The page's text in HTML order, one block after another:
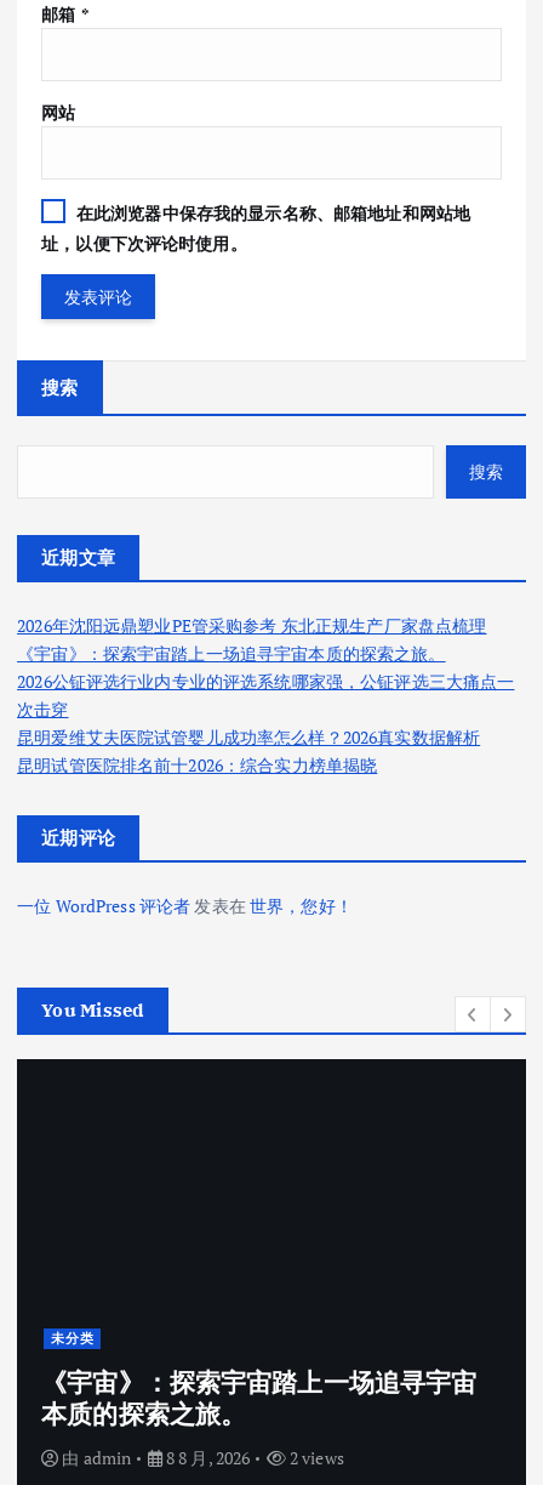
邮箱 *
网站
在此浏览器中保存我的显示名称、邮箱地址和网站地
址，以便下次评论时使用。
搜索
搜索
近期文章
2026年沈阳远鼎塑业PE管采购参考 东北正规生产厂家盘点梳理
《宇宙》：探索宇宙踏上一场追寻宇宙本质的探索之旅。
2026公钲评选行业内专业的评选系统哪家强，公钲评选三大痛点一
次击穿
昆明爱维艾夫医院试管婴儿成功率怎么样？2026真实数据解析
昆明试管医院排名前十2026：综合实力榜单揭晓
近期评论
一位 WordPress 评论者发表在世界，您好！
You Missed
未分类
《宇宙》：探索宇宙踏上一场追寻宇宙
本质的探索之旅。
由 admin 8 8 月, 2026 2 views